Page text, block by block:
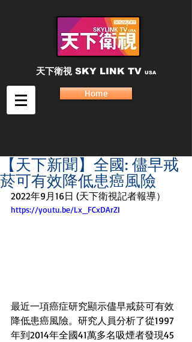
天下衛視 SKY LINK TV USA
Home
【天下新聞】全國: 儘早戒
菸可有效降低患癌風險
2022年9月16日 (天下衛視記者報導）
https://youtu.be/Lx_FCxDArZI
最近一項癌症研究顯示儘早戒菸可有效
降低患癌風險。研究人員分析了從1997
年到2014年全國41萬多名吸煙者發現45